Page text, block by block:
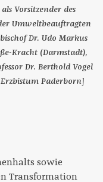
sowie
Transformation
Vorsitzender des
Umweltbeauftragten
Dr. Udo Markus
Kracht (Darmstadt),
Dr. Berthold Vogel
Paderborn]